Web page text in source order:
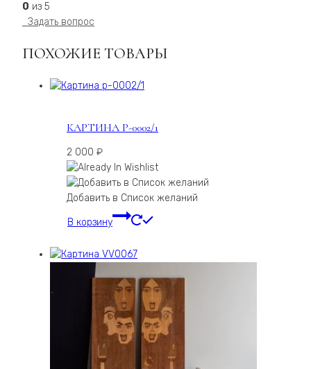
0 из 5
Задать вопрос
ПОХОЖИЕ ТОВАРЫ
КАРТИНА Р-0002/1
2 000 ₽
Добавить в Список желаний
В корзину